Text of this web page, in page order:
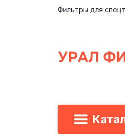
Фильтры для